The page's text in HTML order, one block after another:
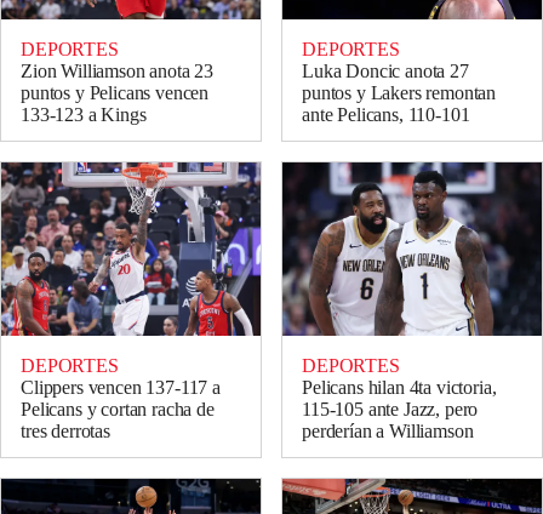
DEPORTES
Zion Williamson anota 23
puntos y Pelicans vencen
133-123 a Kings
DEPORTES
Luka Doncic anota 27
puntos y Lakers remontan
ante Pelicans, 110-101
DEPORTES
Clippers vencen 137-117 a
Pelicans y cortan racha de
tres derrotas
DEPORTES
Pelicans hilan 4ta victoria,
115-105 ante Jazz, pero
perderían a Williamson